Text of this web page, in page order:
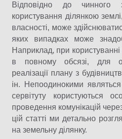
Відповідно до чинного
користування ділянкою
власності, може
яких випадках може
Наприклад, при
в повному обсязі, для
реалізації плану з
ін. Непоодинокими
сервітуту користуються
проведення комунікацій
цій статті ми детально
на земельну ділянку.